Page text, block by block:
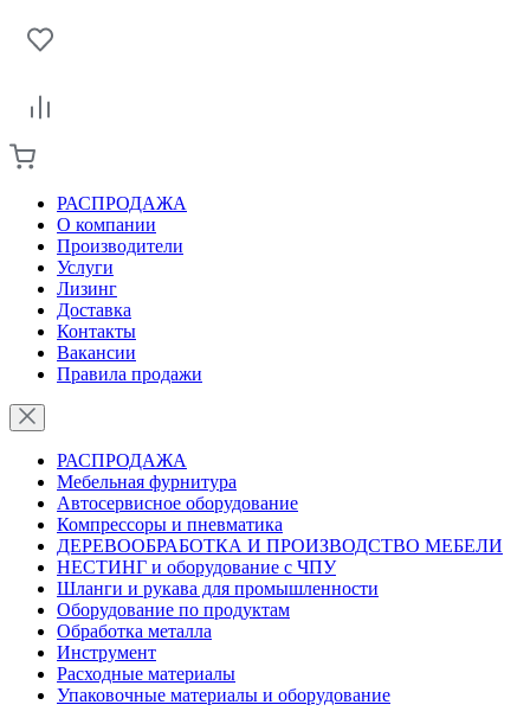
РАСПРОДАЖА
О компании
Производители
Услуги
Лизинг
Доставка
Контакты
Вакансии
Правила продажи
РАСПРОДАЖА
Мебельная фурнитура
Автосервисное оборудование
Компрессоры и пневматика
ДЕРЕВООБРАБОТКА И ПРОИЗВОДСТВО МЕБЕЛИ
НЕСТИНГ и оборудование с ЧПУ
Шланги и рукава для промышленности
Оборудование по продуктам
Обработка металла
Инструмент
Расходные материалы
Упаковочные материалы и оборудование